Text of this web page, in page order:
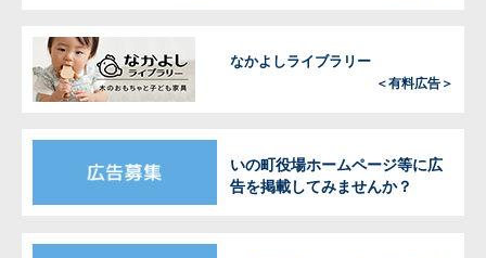
なかよしライブラリー
＜有料広告＞
いの町役場ホームページ等に広
告を掲載してみませんか？